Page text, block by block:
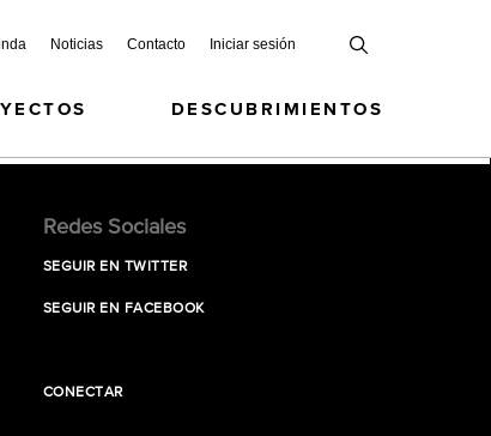
Noticias Contacto Iniciar sesión
DESCUBRIMIENTOS
Redes Sociales
SEGUIR EN TWITTER
SEGUIR EN FACEBOOK
CONECTAR